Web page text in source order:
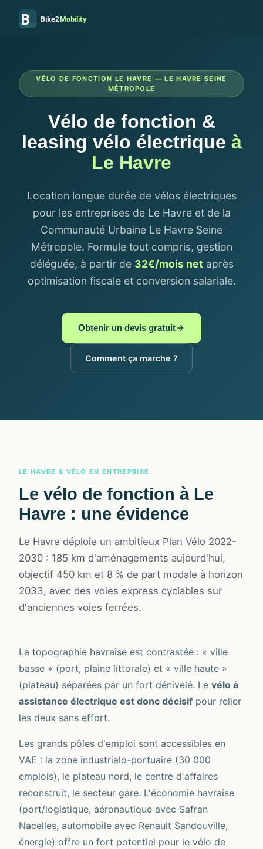
B Bike2Mobility
VÉLO DE FONCTION LE HAVRE — LE HAVRE SEINE
MÉTROPOLE
Vélo de fonction &
leasing vélo électrique à
Le Havre
Location longue durée de vélos électriques
pour les entreprises de Le Havre et de la
Communauté Urbaine Le Havre Seine
Métropole. Formule tout compris, gestion
déléguée, à partir de 32€/mois netaprès
optimisation fiscale et conversion salariale.
Obtenir un devis gratuit
Comment ça marche ?
LE HAVRE & VÉLO EN ENTREPRISE
Le vélo de fonction à Le
Havre : une évidence
Le Havre déploie un ambitieux Plan Vélo 2022-
2030 : 185 km d'aménagements aujourd'hui,
objectif 450 km et 8 % de part modale à horizon
2033, avec des voies express cyclables sur
d'anciennes voies ferrées.
La topographie havraise est contrastée : « ville
basse » (port, plaine littorale) et « ville haute »
(plateau) séparées par un fort dénivelé. Le vélo à
assistance électrique est donc décisif pour relier
les deux sans effort.
Les grands pôles d'emploi sont accessibles en
VAE : la zone industrialo-portuaire (30 000
emplois), le plateau nord, le centre d'affaires
reconstruit, le secteur gare. L'économie havraise
(port/logistique, aéronautique avec Safran
Nacelles, automobile avec Renault Sandouville,
énergie) offre un fort potentiel pour le vélo de